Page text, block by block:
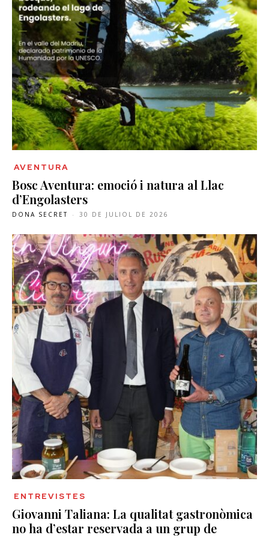
AVENTURA
Bosc Aventura: emoció i natura al Llac
d’Engolasters
DONA SECRET - 30 DE JULIOL DE 2026
ENTREVISTES
Giovanni Taliana: La qualitat gastronòmica
no ha d’estar reservada a un grup de